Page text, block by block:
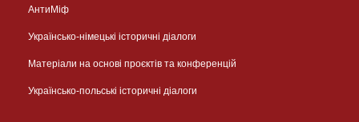
АнтиМіф
Українсько-німецькі історичні діалоги
Матеріали на основі проєктів та конференцій
Українсько-польські історичні діалоги